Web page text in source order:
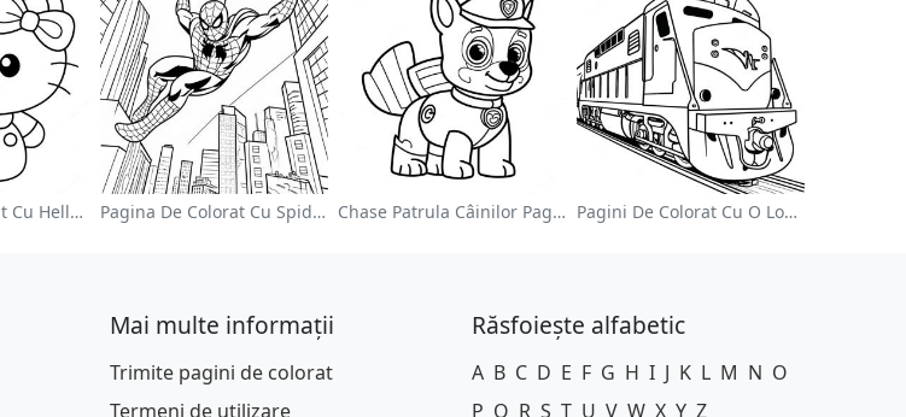
Pagina De Colorat Cu Hello Kitty Drăguță Cu Fundiță Pagina De Colorat Cu Spider Man Swinging Prin Oraș Chase Patrula Câinilor Pagina De Colorat Pagini De Colorat Cu O Locomotivă Colorată
Mai multe informații
Trimite pagini de colorat
Termeni de utilizare
Răsfoiește alfabetic
A B C D E F G H I J K L M N O
P Q R S T U V W X Y Z